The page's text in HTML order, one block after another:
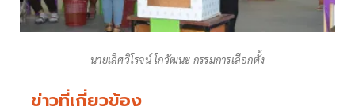
นายเลิศวิโรจน์ โกวัฒนะ กรรมการเลือกตั้ง
ข่าวที่เกี่ยวข้อง